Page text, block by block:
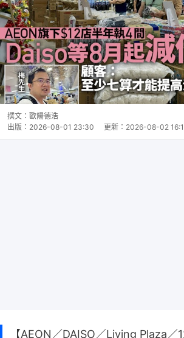
撰文： 歐陽德浩
出版： 2026-08-01 23:30 更新： 2026-08-02
【AEON／DAISO／Living Plaza／